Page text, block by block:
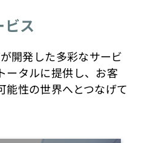
ビス
開発した多彩なサービ
タルに提供し、 お客
能性の世界へとつなげて